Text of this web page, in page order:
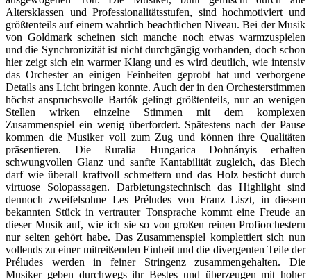
Altersklassen und Professionalitätsstufen, sind hochmotiviert und
größtenteils auf einem wahrlich beachtlichen Niveau. Bei der Musik
von Goldmark scheinen sich manche noch etwas warmzuspielen
und die Synchronizität ist nicht durchgängig vorhanden, doch schon
hier zeigt sich ein warmer Klang und es wird deutlich, wie intensiv
das Orchester an einigen Feinheiten geprobt hat und verborgene
Details ans Licht bringen konnte. Auch der in den Orchesterstimmen
höchst anspruchsvolle Bartók gelingt größtenteils, nur an wenigen
Stellen wirken einzelne Stimmen mit dem komplexen
Zusammenspiel ein wenig überfordert. Spätestens nach der Pause
kommen die Musiker voll zum Zug und können ihre Qualitäten
präsentieren. Die Ruralia Hungarica Dohnányis erhalten
schwungvollen Glanz und sanfte Kantabilität zugleich, das Blech
darf wie überall kraftvoll schmettern und das Holz besticht durch
virtuose Solopassagen. Darbietungstechnisch das Highlight sind
dennoch zweifelsohne Les Préludes von Franz Liszt, in diesem
bekannten Stück in vertrauter Tonsprache kommt eine Freude an
dieser Musik auf, wie ich sie so von großen reinen Profiorchestern
nur selten gehört habe. Das Zusammenspiel komplettiert sich nun
vollends zu einer mitreißenden Einheit und die divergenten Teile der
Préludes werden in feiner Stringenz zusammengehalten. Die
Musiker geben durchwegs ihr Bestes und überzeugen mit hoher